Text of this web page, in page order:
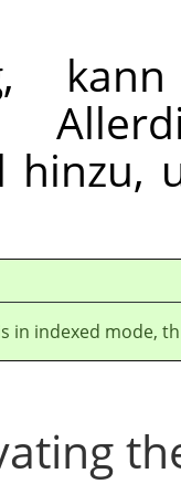
hinzu,
in indexed mode,